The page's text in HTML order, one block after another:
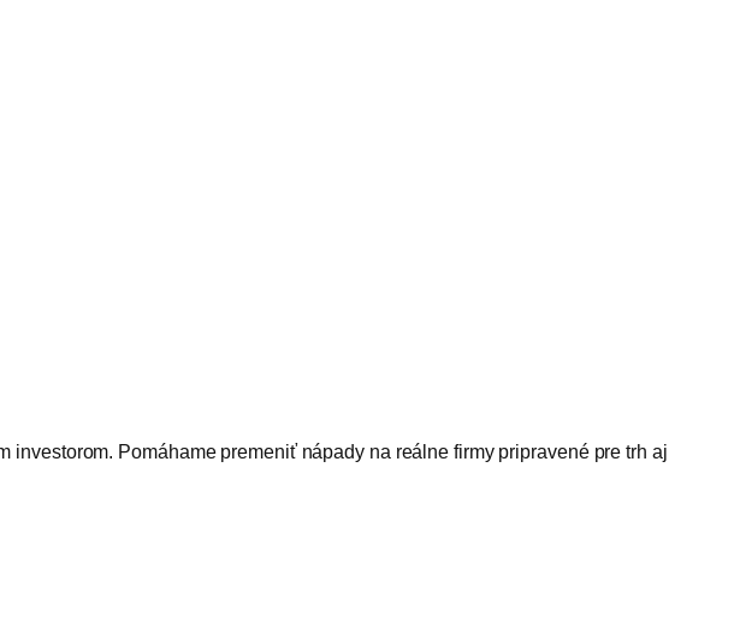
Pomáhame premeniť nápady na reálne firmy pripravené pre trh aj